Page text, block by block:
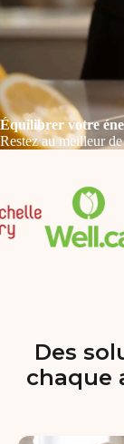
Équilibrer votre
Restez au meilleur
Des
chaque